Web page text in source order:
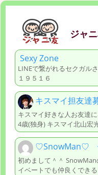
ジャ
Sexy Zone
LINEで繋がれるセクガル
１９５１６
キスマイ担友達
キスマイ好きな人お友達
4歳(独身) キスマイ北山宏
♡SnowMan♡
初めまして＾＾
イベートでも仲良くでき